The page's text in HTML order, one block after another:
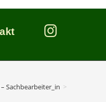
Sachbearbeiter_in >